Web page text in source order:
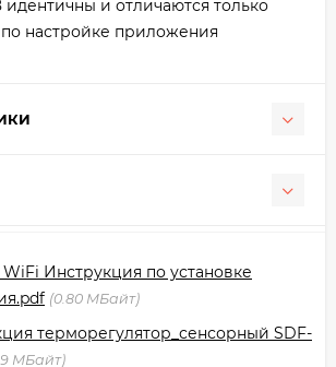
идентичны и отличаются только
настройке приложения
Инструкция по установке
0.80 МБайт
терморегулятор_сенсорный SDF-
МБайт